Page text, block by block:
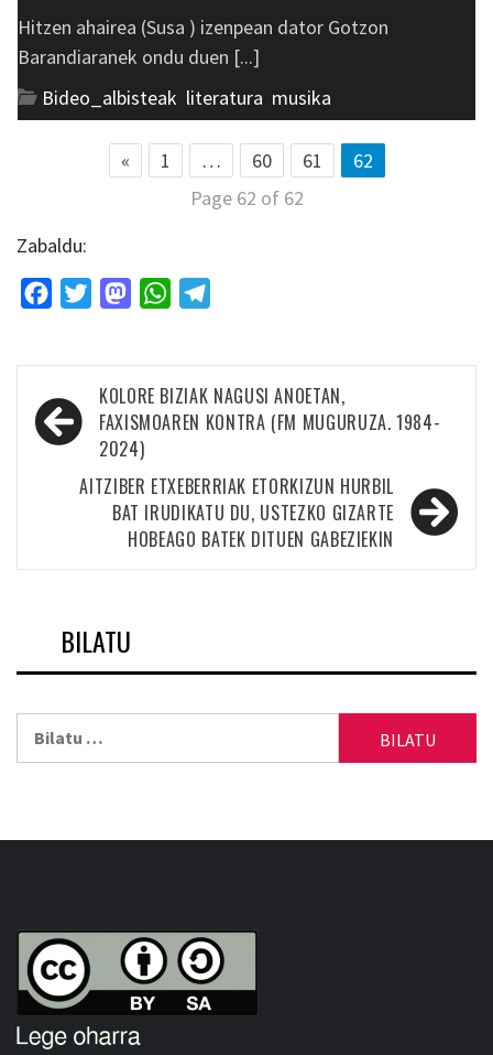
Hitzen ahairea (Susa ) izenpean dator Gotzon
Barandiaranek ondu duen [...]
Bideo_albisteak literatura musika
« 1 … 60 61
62
Page 62 of 62
Zabaldu:
FacebookTwitterMastodonWhatsApp
Bidalketetan
zehar
nabigatu
KOLORE BIZIAK NAGUSI ANOETAN,
FAXISMOAREN KONTRA (FM MUGURUZA. 1984-
2024)
AITZIBER ETXEBERRIAK ETORKIZUN HURBIL
BAT IRUDIKATU DU, USTEZKO GIZARTE
HOBEAGO BATEK DITUEN GABEZIEKIN
BILATU